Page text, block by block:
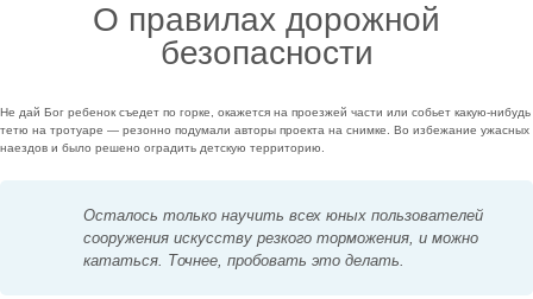
О правилах дорожной
безопасности
Не дай Бог ребенок съедет по горке, окажется на проезжей части или собьет какую-нибудь
тетю на тротуаре — резонно подумали авторы проекта на снимке. Во избежание ужасных
наездов и было решено оградить детскую территорию.
Осталось только научить всех юных пользователей
сооружения искусству резкого торможения, и можно
кататься. Точнее, пробовать это делать.